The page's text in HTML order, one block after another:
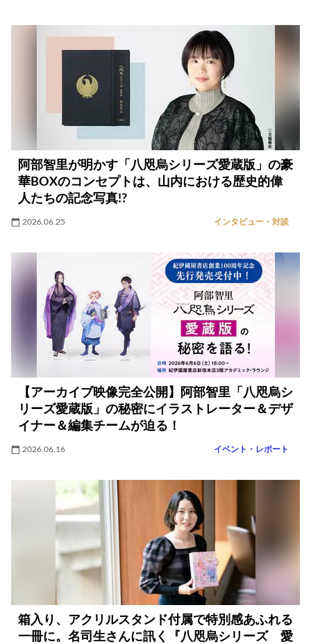
阿部智里が明かす「八咫烏シリーズ愛蔵版」の豪
華BOXのコンセプトは、山内における歴史的偉
人たちの記念写真!?
2026.06.25 インタビュー・対談
【アーカイブ映像完全公開】阿部智里「八咫烏シ
リーズ愛蔵版」の秘密にイラストレーター＆デザ
イナー＆編集チームが迫る！
2026.06.16 イベント・レポート
箱入り、アクリルスタンド付属で特別感あふれる
一冊に。名司生さんに訊く『八咫烏シリーズ 愛